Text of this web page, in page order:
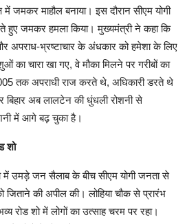
में जमकर माहौल बनाया। इस दौरान सीएम योगी
लेते हुए जमकर हमला किया। मुख्यमंत्री ने कहा कि
अपराध-भ्रष्टाचार के अंधकार को हमेशा के लिए
का चारा खा गए, वे मौका मिलने पर गरीबों का
तक अपराधी राज करते थे, अधिकारी डरते थे
अब लालटेन की धुंधली रोशनी से
में आगे बढ़ चुका है।
शो
में उमड़े जन सैलाब के बीच सीएम योगी जनता से
जिताने की अपील की। लोहिया चौक से प्रारंभ
रोड शो में लोगों का उत्साह चरम पर रहा।